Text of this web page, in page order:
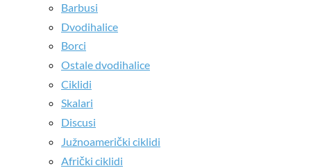
Barbusi
Dvodihalice
Borci
Ostale dvodihalice
Ciklidi
Skalari
Discusi
Južnoamerički ciklidi
Afrički ciklidi